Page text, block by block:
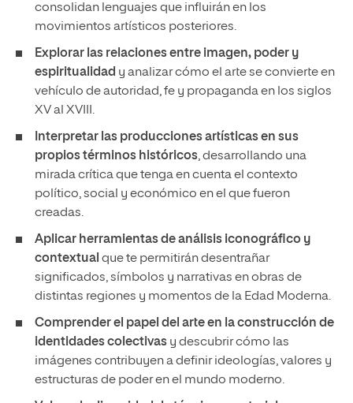
consolidan lenguajes que influirán en los
movimientos artísticos posteriores.
Explorar las relaciones entre imagen, poder y
espiritualidad y analizar cómo el arte se convierte en
vehículo de autoridad, fe y propaganda en los siglos
XV al XVIII.
Interpretar las producciones artísticas en sus
propios términos históricos, desarrollando una
mirada crítica que tenga en cuenta el contexto
político, social y económico en el que fueron
creadas.
Aplicar herramientas de análisis iconográfico y
contextual que te permitirán desentrañar
significados, símbolos y narrativas en obras de
distintas regiones y momentos de la Edad Moderna.
Comprender el papel del arte en la construcción de
identidades colectivas y descubrir cómo las
imágenes contribuyen a definir ideologías, valores y
estructuras de poder en el mundo moderno.